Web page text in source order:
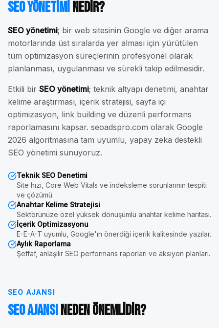
SEO YönetimiNedir?
SEO yönetimi; bir web sitesinin Google ve diğer arama
motorlarında üst sıralarda yer alması için yürütülen
tüm optimizasyon süreçlerinin profesyonel olarak
planlanması, uygulanması ve sürekli takip edilmesidir.
Etkili bir SEO yönetimi; teknik altyapı denetimi, anahtar
kelime araştırması, içerik stratejisi, sayfa içi
optimizasyon, link building ve düzenli performans
raporlamasını kapsar. seoadspro.com olarak Google
2026 algoritmasına tam uyumlu, yapay zeka destekli
SEO yönetimi sunuyoruz.
Teknik SEO Denetimi
Site hızı, Core Web Vitals ve indeksleme sorunlarının tespiti
ve çözümü.
Anahtar Kelime Stratejisi
Sektörünüze özel yüksek dönüşümlü anahtar kelime haritası.
İçerik Optimizasyonu
E-E-A-T uyumlu, Google'ın önerdiği içerik kalitesinde yazılar.
Aylık Raporlama
Şeffaf, anlaşılır SEO performans raporları ve aksiyon planları.
SEO AJANSI
SEO AjansıNeden Önemlidir?